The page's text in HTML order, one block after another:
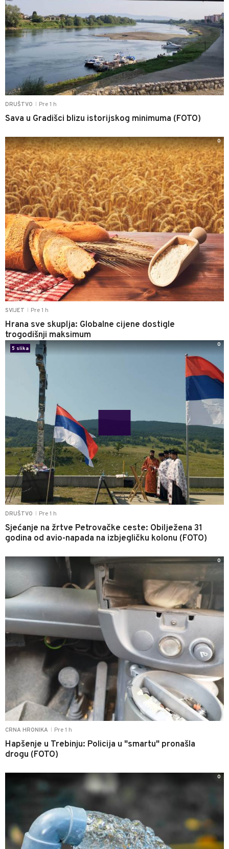
DRUŠTVO Pre 1 h
Sava u Gradišci blizu istorijskog minimuma (FOTO)
SVIJET Pre 1 h
Hrana sve skuplja: Globalne cijene dostigle
trogodišnji maksimum
0
DRUŠTVO Pre 1 h
Sjećanje na žrtve Petrovačke ceste: Obilježena 31
godina od avio-napada na izbjegličku kolonu (FOTO)
5 slika
0
CRNA HRONIKA Pre 1 h
Hapšenje u Trebinju: Policija u "smartu" pronašla
drogu (FOTO)
0
0